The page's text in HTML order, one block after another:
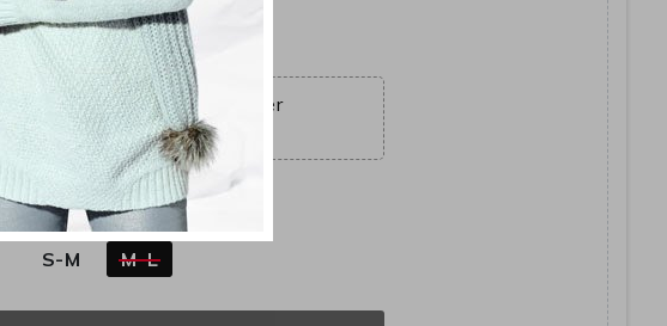
FtAdóval együtt
A különleges ajánlat véget ér
1 nap 08:07:26
Zöld
S-M M-L